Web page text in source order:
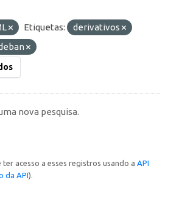
Etiquetas:
derivativos
nova pesquisa.
acesso a esses registros usando a API
da API).